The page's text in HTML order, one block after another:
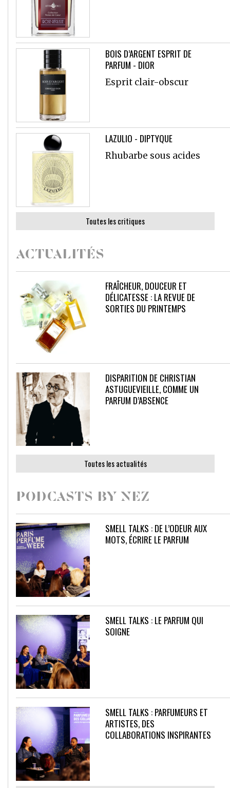
BOIS D’ARGENT ESPRIT DE
PARFUM - DIOR
Esprit clair-obscur
LAZULIO - DIPTYQUE
Rhubarbe sous acides
Toutes les critiques
ACTUALITÉS
FRAÎCHEUR, DOUCEUR ET
DÉLICATESSE : LA REVUE DE
SORTIES DU PRINTEMPS
DISPARITION DE CHRISTIAN
ASTUGUEVIEILLE, COMME UN
PARFUM D’ABSENCE
Toutes les actualités
PODCASTS BY NEZ
SMELL TALKS : DE L’ODEUR AUX
MOTS, ÉCRIRE LE PARFUM
SMELL TALKS : LE PARFUM QUI
SOIGNE
SMELL TALKS : PARFUMEURS ET
ARTISTES, DES
COLLABORATIONS INSPIRANTES